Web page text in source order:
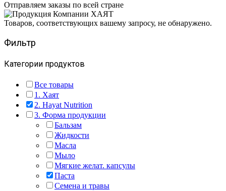
Отправляем заказы по всей стране
Товаров, соответствующих вашему запросу, не обнаружено.
Фильтр
Категории продуктов
Все товары
1. Хаят
2. Hayat Nutrition
3. Форма продукции
Бальзам
Жидкости
Масла
Мыло
Мягкие желат. капсулы
Паста
Семена и травы